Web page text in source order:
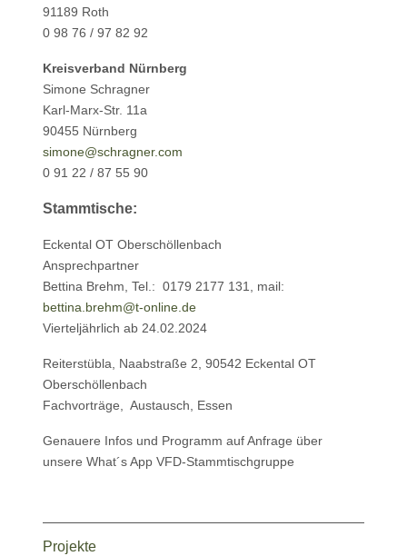
91189 Roth
0 98 76 / 97 82 92
Kreisverband Nürnberg
Simone Schragner
Karl-Marx-Str. 11a
90455 Nürnberg
simone@schragner.com
0 91 22 / 87 55 90
Stammtische:
Eckental OT Oberschöllenbach
Ansprechpartner
Bettina Brehm, Tel.: 0179 2177 131, mail:
bettina.brehm@t-online.de
Vierteljährlich ab 24.02.2024
Reiterstübla, Naabstraße 2, 90542 Eckental OT
Oberschöllenbach
Fachvorträge, Austausch, Essen
Genauere Infos und Programm auf Anfrage über
unsere What´s App VFD-Stammtischgruppe
Projekte